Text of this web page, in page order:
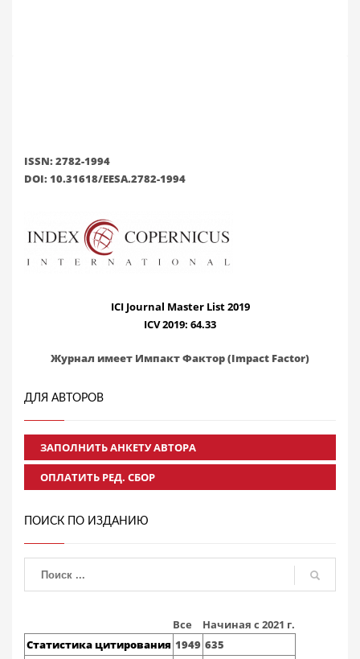
ISSN: 2782-1994
DOI: 10.31618/EESA.2782-1994
ICI Journal Master List 2019
ICV 2019: 64.33
Журнал имеет Импакт Фактор (Impact Factor)
ДЛЯ АВТОРОВ
ЗАПОЛНИТЬ АНКЕТУ АВТОРА
ОПЛАТИТЬ РЕД. СБОР
ПОИСК ПО ИЗДАНИЮ
Все
Начиная с 2021 г.
Статистика цитирования 1949 635